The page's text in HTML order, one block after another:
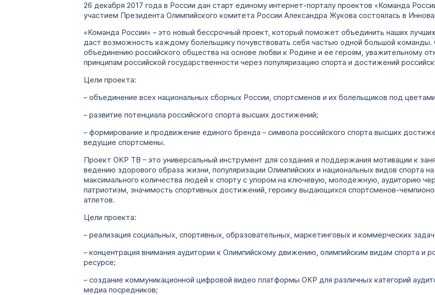
26 декабря 2017 года в России дан старт единому интернет-порталу проектов «Команда
участием Президента Олимпийского комитета России Александра Жукова состоялась в
«Команда России» – это новый бессрочный проект, который поможет объединить наших
даст возможность каждому болельщику почувствовать себя частью одной большой команды.
объединению российского общества на основе любви к Родине и ее героям, уважительному
принципам российской государственности через популяризацию спорта и достижений
Цели проекта:
– объединение всех национальных сборных России, спортсменов и их болельщиков под
– развитие потенциала российского спорта высших достижений;
– формирование и продвижение единого бренда – символа российского спорта высших
ведущие спортсмены.
Проект ОКР ТВ – это универсальный инструмент для создания и поддержания мотивации к
ведению здорового образа жизни, популяризации Олимпийских и национальных видов спорта
максимального количества людей к спорту с упором на ключевую, молодежную, аудиторию
патриотизм, значимость спортивных достижений, героику выдающихся спортсменов-
атлетов.
Цели проекта:
– реализация социальных, спортивных, образовательных, маркетинговых и коммерческих
– концентрация внимания аудитории к Олимпийскому движению, олимпийским видам спорта и
ресурсе;
– создание коммуникационной цифровой видео платформы ОКР для различных категорий
медиа посредников;